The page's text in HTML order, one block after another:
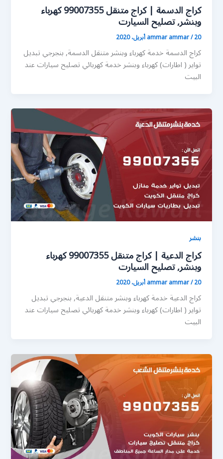
كراج الدسمة | كراج متنقل 99007355 كهرباء
وبنشر, تصليح السيارت
ammar ammar/20 أبريل، 2020
كراج الدسمة خدمة كهرباء وبنشر متنقل الدسمة, بنجرجي تبديل
تواير ( اطارات) كهرباء وبنشر خدمة كهربائي تصليح سيارات عند
البيت
بنشر
كراج الدعية | كراج متنقل 99007355 كهرباء
وبنشر, تصليح السيارت
ammar ammar/20 أبريل، 2020
كراج الدعية خدمة كهرباء وبنشر متنقل الدعية, بنجرجي تبديل
تواير ( اطارات) كهرباء وبنشر خدمة كهربائي تصليح سيارات عند
البيت